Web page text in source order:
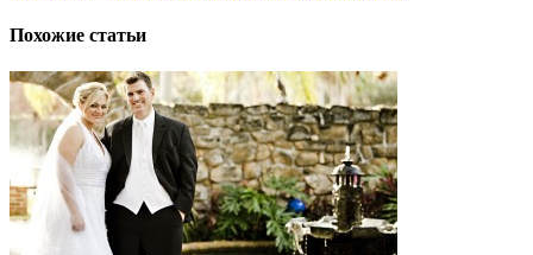
Похожие статьи